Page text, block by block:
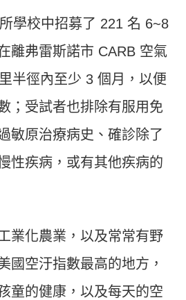
學校中招募了 221 名 6~8
離弗雷斯諾市 CARB 空氣
半徑內至少 3 個月，以便
；受試者也排除有服用免
敏原治療病史、確診除了
性疾病，或有其他疾病的
業化農業，以及常常有野
國空汙指數最高的地方，
童的健康，以及每天的空